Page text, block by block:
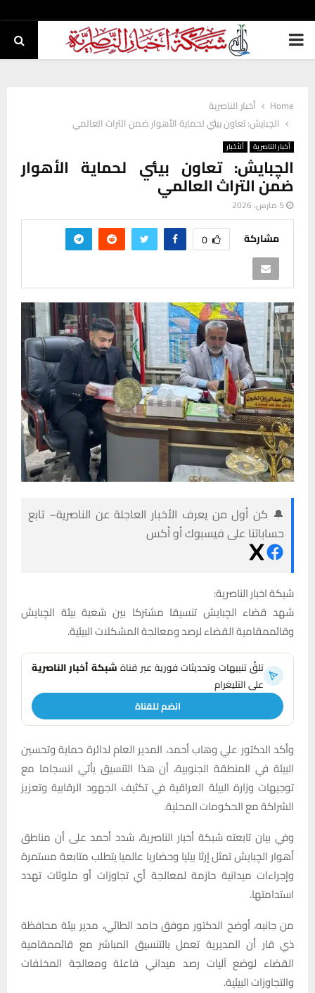
PRIMARY
Home
أخبار الناصرية
الچبايش: تعاون بيئي لحماية الأهوار ضمن التراث العالمي
أخبار الناصرية ألأخبار
الچبايش: تعاون بيئي لحماية الأهوار
ضمن التراث العالمي
5 مارس، 2026
مشاركة 0
🔔 كن أول من يعرف الأخبار العاجلة عن الناصرية– تابع
حساباتنا على فيسبوك أو أكس
شبكة اخبار الناصرية:
شهد قضاء الچبايش تنسيقا مشتركا بين شعبة بيئة الچبايش
وقائممقامية القضاء لرصد ومعالجة المشكلات البيئية.
تلقَّ تنبيهات وتحديثات فورية عبر قناةشبكة أخبار الناصرية
على التليغرام
انضم للقناة
وأكد الدكتور علي وهاب أحمد، المدير العام لدائرة حماية وتحسين
البيئة في المنطقة الجنوبية، أن هذا التنسيق يأتي انسجاما مع
توجيهات وزارة البيئة العراقية في تكثيف الجهود الرقابية وتعزيز
الشراكة مع الحكومات المحلية.
وفي بيان تابعته شبكة أخبار الناصرية، شدد أحمد على أن مناطق
أهوار الچبايش تمثل إرثا بيئيا وحضاريا عالميا يتطلب متابعة مستمرة
وإجراءات ميدانية حازمة لمعالجة أي تجاوزات أو ملوثات تهدد
استدامتها.
من جانبه، أوضح الدكتور موفق حامد الطائي، مدير بيئة محافظة
ذي قار أن المديرية تعمل بالتنسيق المباشر مع قائممقامية
القضاء لوضع آليات رصد ميداني فاعلة ومعالجة المخلفات
والتجاوزات البيئية.